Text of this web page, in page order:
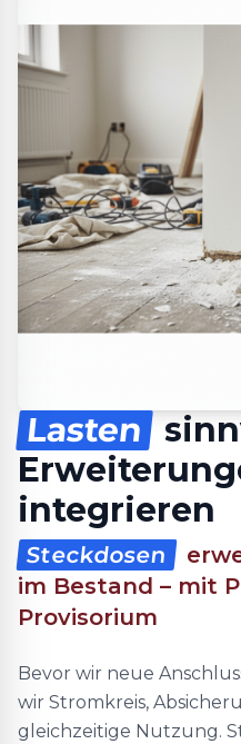
Lasten
integrieren
Steckdosen
im Bestand – mit
Provisorium
Bevor wir neue
wir Stromkreis,
gleichzeitige Nutzung.